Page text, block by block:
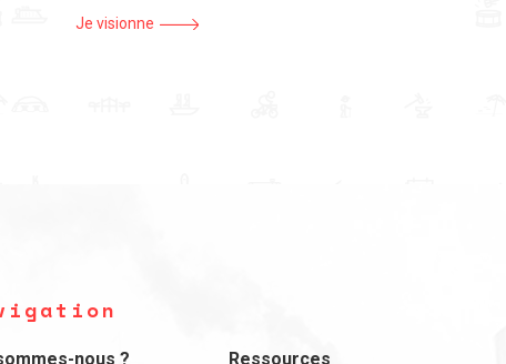
Je visionne
nous ? Ressources